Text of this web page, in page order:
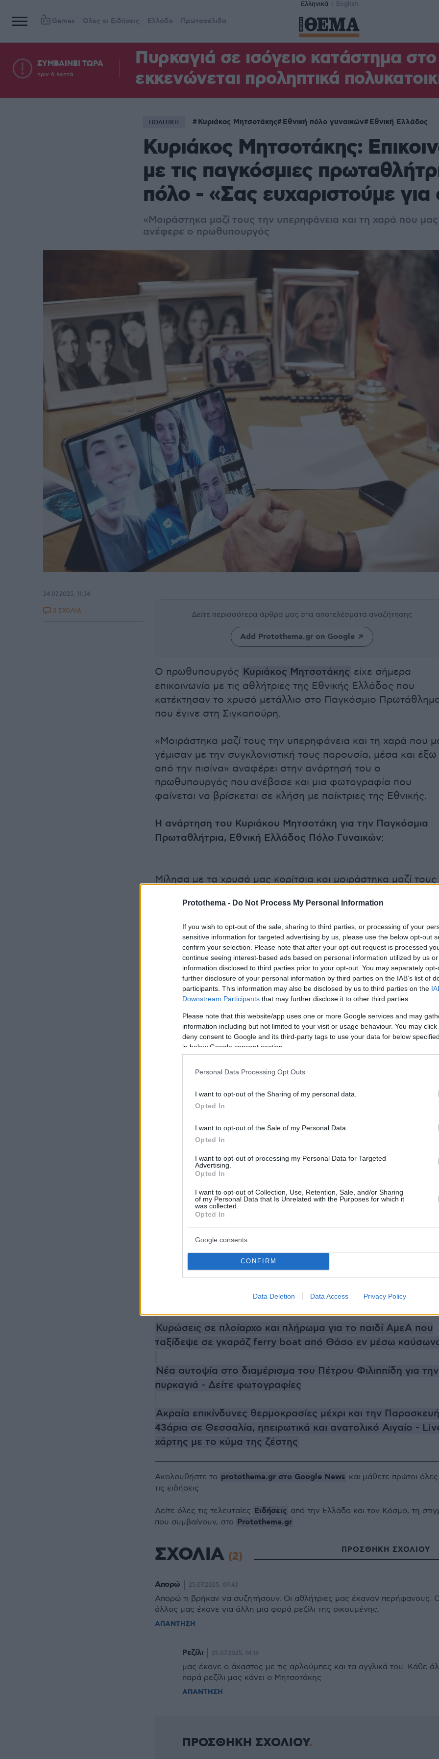
Protothema - Do Not Process My Personal Information
If you wish to opt-out of the sale, sharing to third parties, or processing of your
sensitive information for targeted advertising by us, please use the below opt-out
confirm your selection. Please note that after your opt-out request is processed
continue seeing interest-based ads based on personal information utilized by us
information disclosed to third parties prior to your opt-out. You may separately
further disclosure of your personal information by third parties on the IAB’s list of
participants. This information may also be disclosed by us to third parties on the
Downstream Participants that may further disclose it to other third parties.
Please note that this website/app uses one or more Google services and may
information including but not limited to your visit or usage behaviour. You may
deny consent to Google and its third-party tags to use your data for below
in below Google consent section.
Personal Data Processing Opt Outs
I want to opt-out of the Sharing of my personal data.
Opted In
I want to opt-out of the Sale of my Personal Data.
Opted In
I want to opt-out of processing my Personal Data for Targeted
Advertising.
Opted In
I want to opt-out of Collection, Use, Retention, Sale, and/or Sharing
of my Personal Data that Is Unrelated with the Purposes for which it
was collected.
Opted In
Google consents
CONFIRM
Data Deletion Data Access Privacy Policy
Ελληνικά English
Games Όλες οι Ειδήσεις Ελλάδα Πρωτοσέλιδα
ΣΥΜΒΑΙΝΕΙ ΤΩΡΑ
πριν 6 λεπτά
Πυρκαγιά σε ισόγειο κατάστημα
εκκενώνεται προληπτικά
ΠΟΛΙΤΙΚΗ Κυριάκος Μητσοτάκης Εθνική πόλο γυναικών Εθνική Ελλάδος
Κυριάκος Μητσοτάκης:
με τις παγκόσμιες
πόλο - «Σας ευχαριστούμε για
«Μοιράστηκα μαζί τους την υπερηφάνεια και τη χαρά που
ανέφερε ο πρωθυπουργός
Δείτε περισσότερα άρθρα μας στα αποτελέσματα αναζήτησης
Add Protothema.gr on Google
Ο πρωθυπουργός Κυριάκος Μητσοτάκης είχε σήμερα
επικοινωνία με τις αθλήτριες της Εθνικής Ελλάδος που
κατέκτησαν το χρυσό μετάλλιο στο Παγκόσμιο
που έγινε στη Σιγκαπούρη.
«Μοιράστηκα μαζί τους την υπερηφάνεια και τη χαρά που
γέμισαν με την συγκλονιστική τους παρουσία, μέσα και έξω
από την πισίνα» αναφέρει στην ανάρτησή του ο
πρωθυπουργός που ανέβασε και μια φωτογραφία που
φαίνεται να βρίσκεται σε κλήση με παίκτριες της Εθνικής.
Η ανάρτηση του Κυριάκου Μητσοτάκη για την Παγκόσμια
Πρωταθλήτρια, Εθνική Ελλάδος Πόλο Γυναικών:
Μίλησα με τα χρυσά μας κορίτσια και μοιράστηκα μαζί τους
συγκλονιστική τους παρουσία, μέσα και έξω από την πισίνα!
Σας ευχαριστούμε για όλα!
Κυρώσεις σε πλοίαρχο και πλήρωμα για το παιδί ΑμεΑ που
ταξίδεψε σε γκαράζ ferry boat από Θάσο εν μέσω
Νέα αυτοψία στο διαμέρισμα του Πέτρου Φιλιππίδη για την
πυρκαγιά - Δείτε φωτογραφίες
Ακραία επικίνδυνες θερμοκρασίες μέχρι και την
43άρια σε Θεσσαλία, ηπειρωτικά και ανατολικό Αιγαίο -
χάρτης με το κύμα της ζέστης
24.07.2025, 11:34
2 ΣΧΟΛΙΑ
Ακολουθήστε το protothema.gr στο Google News και μάθετε πρώτοι όλες
τις ειδήσεις
Δείτε όλες τις τελευταίες Ειδήσεις από την Ελλάδα και τον Κόσμο, τη
που συμβαίνουν, στο Protothema.gr
ΣΧΟΛΙΑ (2) ΠΡΟΣΘΗΚΗ ΣΧΟΛΙΟΥ
Απορώ 25.07.2025, 09:43
Απορώ τι βρήκαν να συζητήσουν. Οι αθλήτριες μας έκαναν περήφανους.
άλλος μας έκανε για άλλη μια φορά ρεζίλι της οικουμένης.
ΑΠΑΝΤΗΣΗ
Ρεζίλι 25.07.2025, 14:16
μας έκανε ο άχαστος με τις αρλούμπες και τα αγγλικά του. Κάθε
παρά ρεζίλι μας κάνει ο Μητσοτάκης
ΑΠΑΝΤΗΣΗ
ΠΡΟΣΘΗΚΗ ΣΧΟΛΙΟΥ